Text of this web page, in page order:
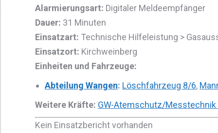
Alarmierungsart: Digitaler Meldeempfänger
Dauer: 31 Minuten
Einsatzart: Technische Hilfeleistung >
Einsatzort: Kirchweinberg
Einheiten und Fahrzeuge:
Abteilung Wangen: Löschfahrzeug 8/6,
Weitere Kräfte: GW-Atemschutz/Messtechnik
Kein Einsatzbericht vorhanden